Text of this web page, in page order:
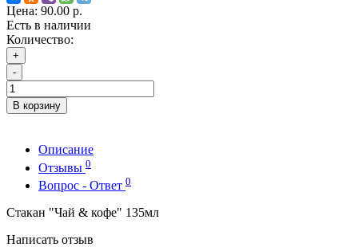
Цена: 90.00 р.
Есть в наличии
Количество:
+
-
В корзину
Описание
Отзывы 0
Вопрос - Ответ 0
Стакан "Чай & кофе" 135мл
Написать отзыв